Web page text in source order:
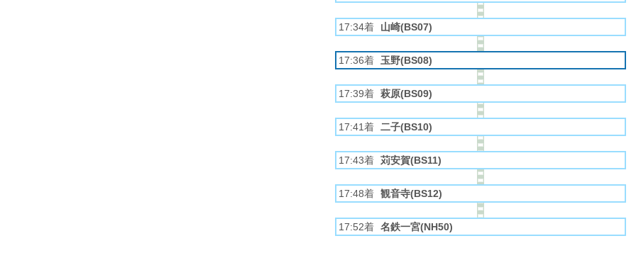
17:34着 山崎(BS07)
17:36着 玉野(BS08)
17:39着 萩原(BS09)
17:41着 二子(BS10)
17:43着 苅安賀(BS11)
17:48着 観音寺(BS12)
17:52着 名鉄一宮(NH50)